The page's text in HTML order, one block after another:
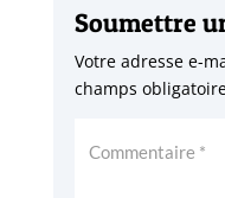
Soumettre
Votre adresse e-
champs